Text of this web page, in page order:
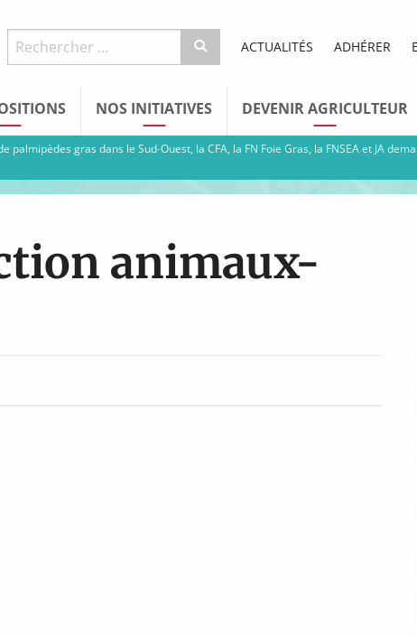
ACTUALITÉS ADHÉRER
NOS INITIATIVES DEVENIR AGRICULTEUR
palmipèdes gras dans le Sud-Ouest, la CFA, la FN Foie Gras, la FNSEA et JA
animaux-